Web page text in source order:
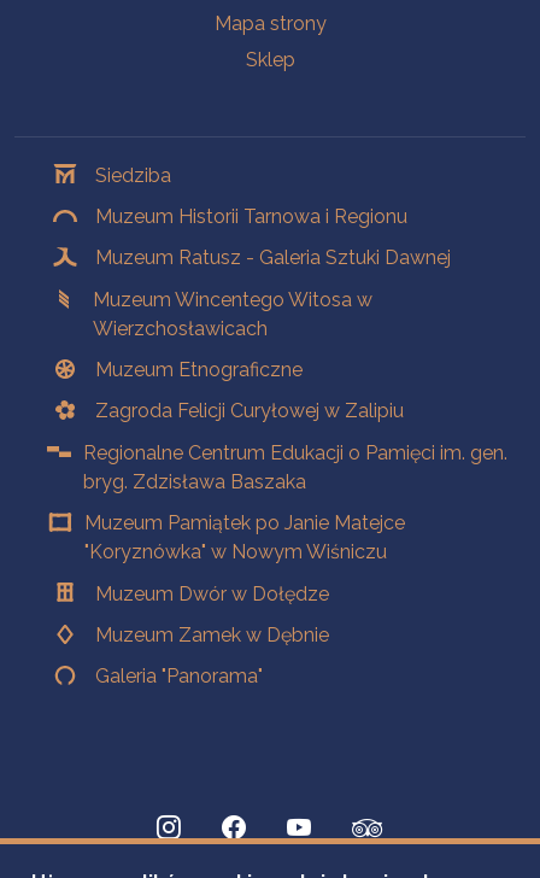
Mapa strony
Sklep
Siedziba
Muzeum Historii Tarnowa i Regionu
Muzeum Ratusz - Galeria Sztuki Dawnej
Muzeum Wincentego Witosa w
Wierzchosławicach
Muzeum Etnograficzne
Zagroda Felicji Curyłowej w Zalipiu
Regionalne Centrum Edukacji o Pamięci im. gen.
bryg. Zdzisława Baszaka
Muzeum Pamiątek po Janie Matejce
"Koryznówka" w Nowym Wiśniczu
Muzeum Dwór w Dołędze
Muzeum Zamek w Dębnie
Galeria "Panorama"